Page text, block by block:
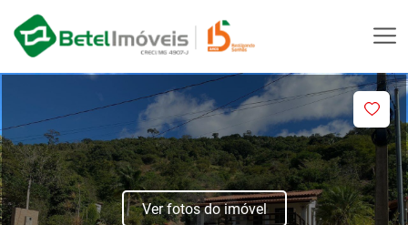
Ver fotos do imóvel